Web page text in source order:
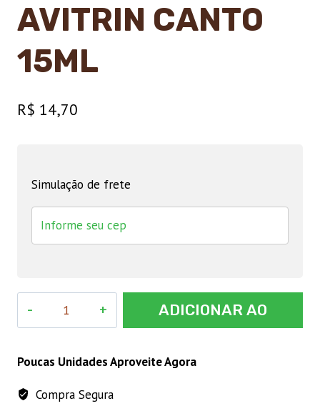
AVITRIN CANTO
15ML
R$ 14,70
Simulação de frete
quantidade
ADICIONAR AO
Poucas Unidades Aproveite Agora
Compra Segura